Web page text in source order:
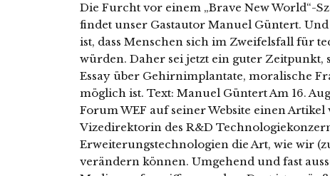
Die Furcht vor einem „Brave New World“-
findet unser Gastautor Manuel Güntert.
ist, dass Menschen sich im Zweifelsfall für
würden. Daher sei jetzt ein guter Zeitpunkt,
Essay über Gehirnimplantate, moralische
möglich ist. Text: Manuel Güntert Am 16.
Forum WEF auf seiner Website einen
Vizedirektorin des R&D
Erweiterungstechnologien die Art, wie wir
verändern können. Umgehend und fast